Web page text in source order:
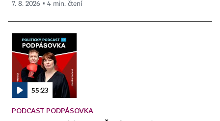
7. 8. 2026 ▪ 4 min. čtení
55:23
PODCAST PODPÁSOVKA